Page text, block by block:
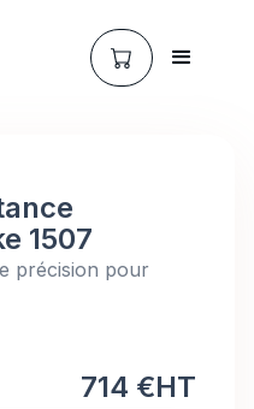
1507
précision pour
714 €HT